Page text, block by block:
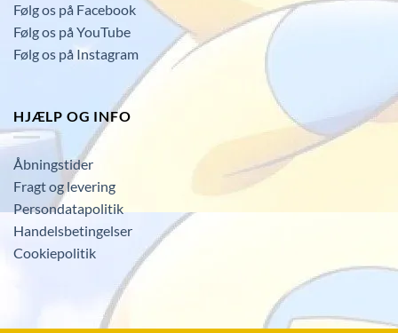
Følg os på Facebook
Følg os på YouTube
Følg os på Instagram
HJÆLP OG INFO
Åbningstider
Fragt og levering
Persondatapolitik
Handelsbetingelser
Cookiepolitik